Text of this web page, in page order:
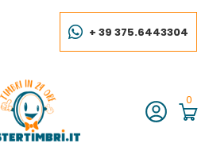
+ 39 375.6443304
0